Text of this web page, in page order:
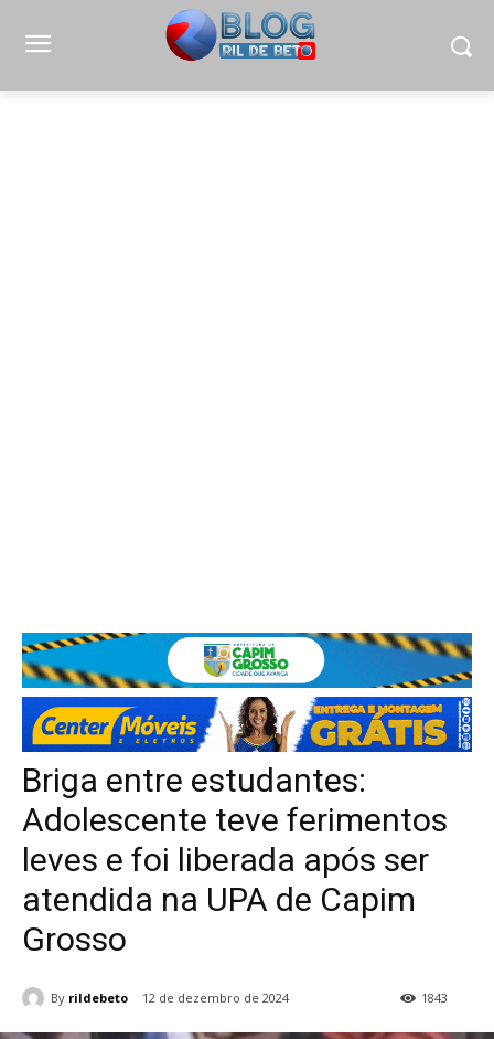
Briga entre estudantes:
Adolescente teve ferimentos
leves e foi liberada após ser
atendida na UPA de Capim
Grosso
By rildebeto 12 de dezembro de 2024 1843